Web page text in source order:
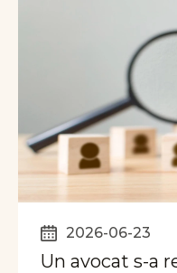
2026-06-23
Un avocat s-a